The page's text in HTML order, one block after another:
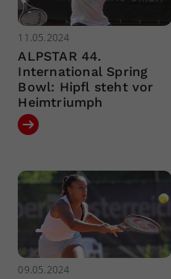
11.05.2024
ALPSTAR 44.
International Spring
Bowl: Hipfl steht vor
Heimtriumph
09.05.2024